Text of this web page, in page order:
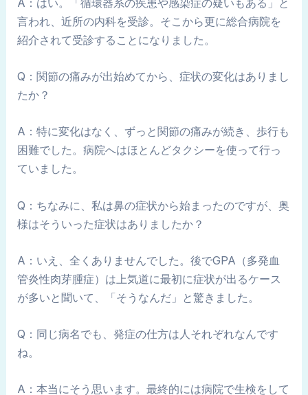
言われ、近所の内科を受診。そこから更に総合病院を
紹介されて受診することになりました。
Q：関節の痛みが出始めてから、症状の変化はありまし
たか？
A：特に変化はなく、ずっと関節の痛みが続き、歩行も
困難でした。病院へはほとんどタクシーを使って行っ
ていました。
Q：ちなみに、私は鼻の症状から始まったのですが、奥
様はそういった症状はありましたか？
A：いえ、全くありませんでした。後でGPA（多発血
管炎性肉芽腫症）は上気道に最初に症状が出るケース
が多いと聞いて、「そうなんだ」と驚きました。
Q：同じ病名でも、発症の仕方は人それぞれなんです
ね。
A：本当にそう思います。最終的には病院で生検をして